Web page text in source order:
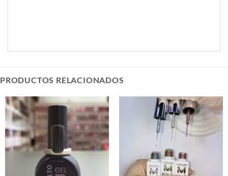
PRODUCTOS RELACIONADOS